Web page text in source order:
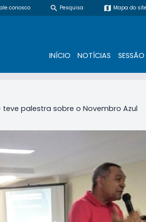
conosco search Pesquisa map Mapa do
INÍCIO NOTÍCIAS SESSÃO
palestra sobre o Novembro Azul